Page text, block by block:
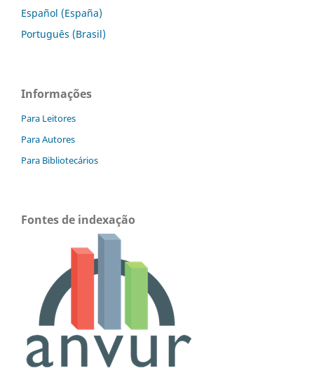
Español (España)
Português (Brasil)
Informações
Para Leitores
Para Autores
Para Bibliotecários
Fontes de indexação